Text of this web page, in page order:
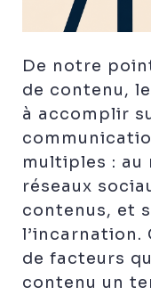
De notre
de contenu,
à accomplir
multiples : au
réseaux
contenus, et
l’incarnation.
de facteurs
contenu un